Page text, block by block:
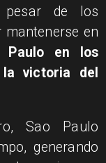
pesar de los
en
en los
victoria del
Sao Paulo
generando